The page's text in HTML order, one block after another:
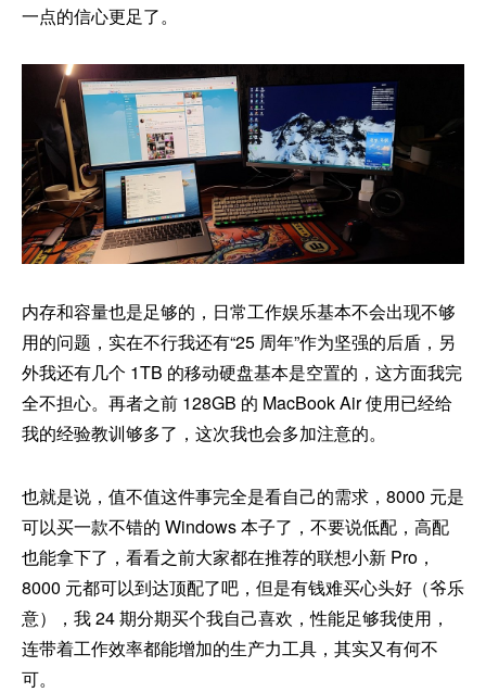
一点的信心更足了。
内存和容量也是足够的，日常工作娱乐基本不会出现不够
用的问题，实在不行我还有“25 周年”作为坚强的后盾，另
外我还有几个 1TB 的移动硬盘基本是空置的，这方面我完
全不担心。再者之前 128GB 的 MacBook Air 使用已经给
我的经验教训够多了，这次我也会多加注意的。
也就是说，值不值这件事完全是看自己的需求，8000 元是
可以买一款不错的 Windows 本子了，不要说低配，高配
也能拿下了，看看之前大家都在推荐的联想小新 Pro，
8000 元都可以到达顶配了吧，但是有钱难买心头好（爷乐
意），我 24 期分期买个我自己喜欢，性能足够我使用，
连带着工作效率都能增加的生产力工具，其实又有何不
可。